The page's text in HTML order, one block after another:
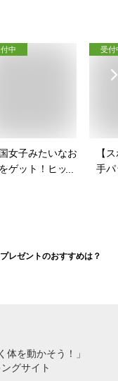
中
女子みたいなお
ゲット！ヒップ
受付
【
手パ
レゼントのおすすめは？
体を動かそう！」
グサイト